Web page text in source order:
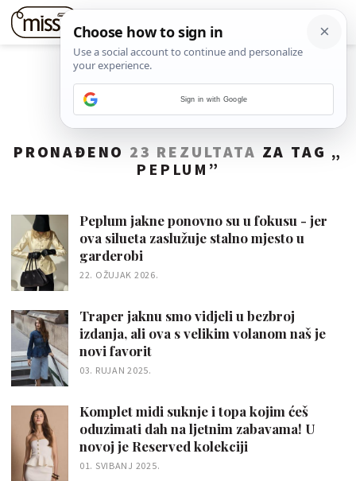
PRONAĐENO 23 REZULTATA ZA TAG „
PEPLUM ”
Peplum jakne ponovno su u fokusu - jer
ova silueta zaslužuje stalno mjesto u
garderobi
22. OŽUJAK 2026.
Traper jaknu smo vidjeli u bezbroj
izdanja, ali ova s velikim volanom naš je
novi favorit
03. RUJAN 2025.
Komplet midi suknje i topa kojim ćeš
oduzimati dah na ljetnim zabavama! U
novoj je Reserved kolekciji
01. SVIBANJ 2025.
Sign in with Google